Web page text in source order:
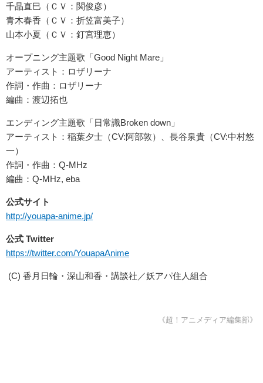
千晶直巳（ＣＶ：関俊彦）
青木春香（ＣＶ：折笠富美子）
山本小夏（ＣＶ：釘宮理恵）
オープニング主題歌「Good Night Mare」
アーティスト：ロザリーナ
作詞・作曲：ロザリーナ
編曲：渡辺拓也
エンディング主題歌「日常識Broken down」
アーティスト：稲葉夕士（CV:阿部敦）、長谷泉貴（CV:中村悠
一）
作詞・作曲：Q-MHz
編曲：Q-MHz, eba
公式サイト
http://youapa-anime.jp/
公式 Twitter
https://twitter.com/YouapaAnime
(C) 香月日輪・深山和香・講談社／妖アパ住人組合
《超！アニメディア編集部》